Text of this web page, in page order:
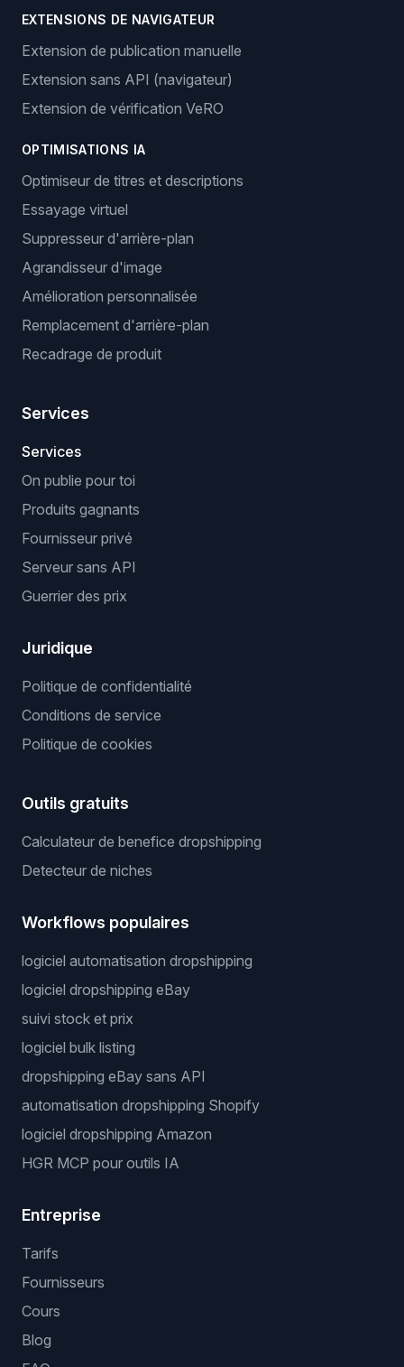
EXTENSIONS DE NAVIGATEUR
Extension de publication manuelle
Extension sans API (navigateur)
Extension de vérification VeRO
OPTIMISATIONS IA
Optimiseur de titres et descriptions
Essayage virtuel
Suppresseur d'arrière-plan
Agrandisseur d'image
Amélioration personnalisée
Remplacement d'arrière-plan
Recadrage de produit
Services
Services
On publie pour toi
Produits gagnants
Fournisseur privé
Serveur sans API
Guerrier des prix
Juridique
Politique de confidentialité
Conditions de service
Politique de cookies
Outils gratuits
Calculateur de benefice dropshipping
Detecteur de niches
Workflows populaires
logiciel automatisation dropshipping
logiciel dropshipping eBay
suivi stock et prix
logiciel bulk listing
dropshipping eBay sans API
automatisation dropshipping Shopify
logiciel dropshipping Amazon
HGR MCP pour outils IA
Entreprise
Tarifs
Fournisseurs
Cours
Blog